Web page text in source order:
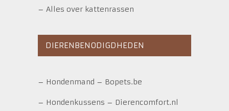
– Alles over kattenrassen
DIERENBENODIGDHEDEN
– Hondenmand – Bopets.be
– Hondenkussens – Dierencomfort.nl